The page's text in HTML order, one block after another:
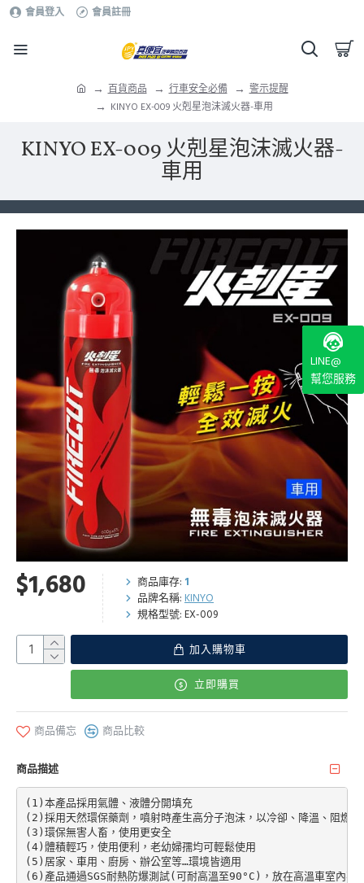
會員登入 會員註冊
百貨商品 行車安全必備
警示提醒
KINYO EX-009 火剋星泡沫滅火器-車用
KINYO EX-009 火剋星泡沫滅火器-
車用
$1,680 商品庫存: 1
品牌名稱: KINYO
規格型號: EX-009
加入購物車
立即購買
商品備忘 商品比較
商品描述
(1)本產品採用氣體、液體分開填充
(2)採用天然環保藥劑，噴射時產生高分子泡沫，以冷卻、降溫、阻燃
(3)環保無害人畜，使用更安全
(4)體積輕巧，使用便利，老幼婦孺均可輕鬆使用
(5)居家、車用、廚房、辦公室等…環境皆適用
(6)產品通過SGS耐熱防爆測試(可耐高溫至90°C)，放在高溫車室內不
LINE@
幫您服務